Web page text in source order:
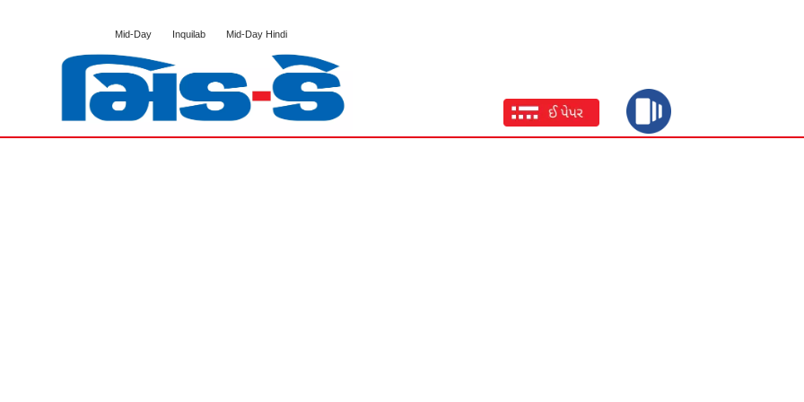
Mid-Day Inquilab Mid-Day Hindi